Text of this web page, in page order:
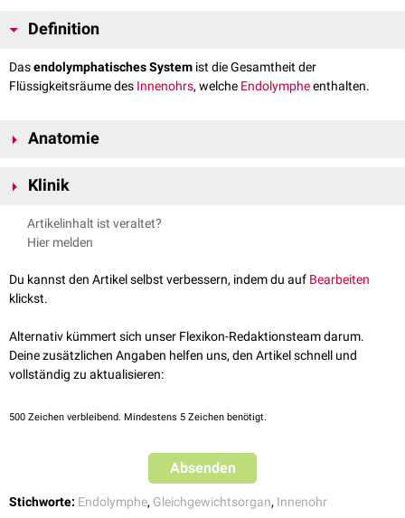
Definition
Dasendolymphatisches System ist die Gesamtheit der
Flüssigkeitsräume des Innenohrs, welche Endolympheenthalten.
Anatomie
knöchernen Labyrinthes befindet, ist mit Endolymphe gefüllt. Diese ist im
angenommen, dass die Quelle der Endolymphproduktion in der
vascularisliegt (Corti 1851, v. Fieandt u. Saxen 1936).
Ductus cochlearis
Utriculus
Bogengänge
Ductus utriculosaccularis
Der Ductus cochlearis endet blind im apikalen Ende der
steht an der Basis nur über den Ductus reuniens mit dem Sacculus des
Es wird angenommen, dass über den Ductus reuniens und den Ductus
Klinik
Eine Resorptionsstörung in diesem Bereich soll den
(ELH) auslösen. Dieser gilt als Grundlage des
Artikelinhalt ist veraltet?
Hier melden
Du kannst den Artikel selbst verbessern, indem du auf Bearbeiten
klickst.
Alternativ kümmert sich unser Flexikon-Redaktionsteam darum.
Deine zusätzlichen Angaben helfen uns, den Artikel schnell und
vollständig zu aktualisieren:
500 Zeichen verbleibend. Mindestens 5 Zeichen benötigt.
Absenden
Stichworte: Endolymphe, Gleichgewichtsorgan, Innenohr